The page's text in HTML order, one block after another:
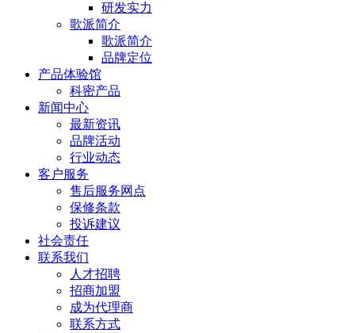
研发实力
歌派简介
歌派简介
品牌定位
产品体验馆
科密产品
新闻中心
最新资讯
品牌活动
行业动态
客户服务
售后服务网点
保修条款
投诉建议
社会责任
联系我们
人才招聘
招商加盟
成为代理商
联系方式